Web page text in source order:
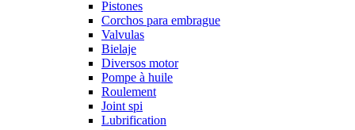
Pistones
Corchos para embrague
Valvulas
Bielaje
Diversos motor
Pompe à huile
Roulement
Joint spi
Lubrification